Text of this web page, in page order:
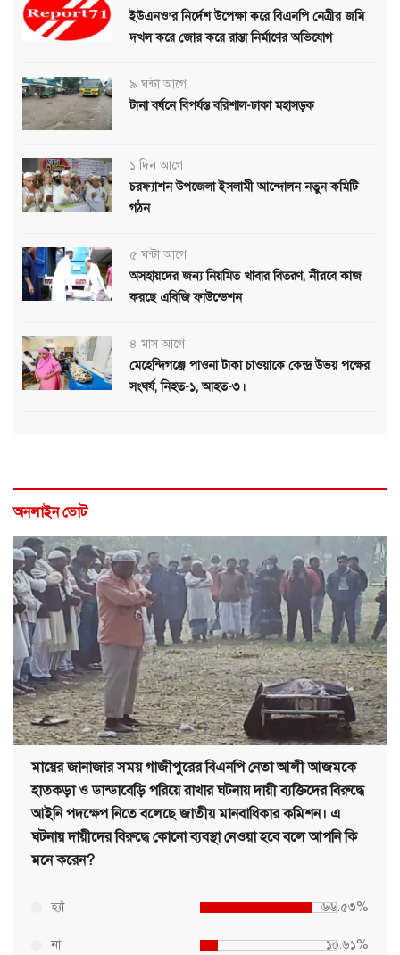
ইউএনও’র নির্দেশ উপেক্ষা করে বিএনপি নেত্রীর জমি
দখল করে জোর করে রাস্তা নির্মাণের অভিযোগ
৯ ঘন্টা আগে
টানা বর্ষনে বিপর্যস্ত বরিশাল-ঢাকা মহাসড়ক
১ দিন আগে
চরফ্যাশন উপজেলা ইসলামী আন্দোলন নতুন কমিটি
গঠন
৫ ঘন্টা আগে
অসহায়দের জন্য নিয়মিত খাবার বিতরণ, নীরবে কাজ
করছে এবিজি ফাউন্ডেশন
৪ মাস আগে
মেহেন্দিগঞ্জে পাওনা টাকা চাওয়াকে কেন্দ্র উভয় পক্ষের
সংঘর্ষ, নিহত-১, আহত-৩।
অনলাইন ভোট
মায়ের জানাজার সময় গাজীপুরের বিএনপি নেতা আলী আজমকে
হাতকড়া ও ডান্ডাবেড়ি পরিয়ে রাখার ঘটনায় দায়ী ব্যক্তিদের বিরুদ্ধে
আইনি পদক্ষেপ নিতে বলেছে জাতীয় মানবাধিকার কমিশন। এ
ঘটনায় দায়ীদের বিরুদ্ধে কোনো ব্যবস্থা নেওয়া হবে বলে আপনি কি
মনে করেন?
হ্যাঁ ৬৬.৫৩%
না ১০.৬১%